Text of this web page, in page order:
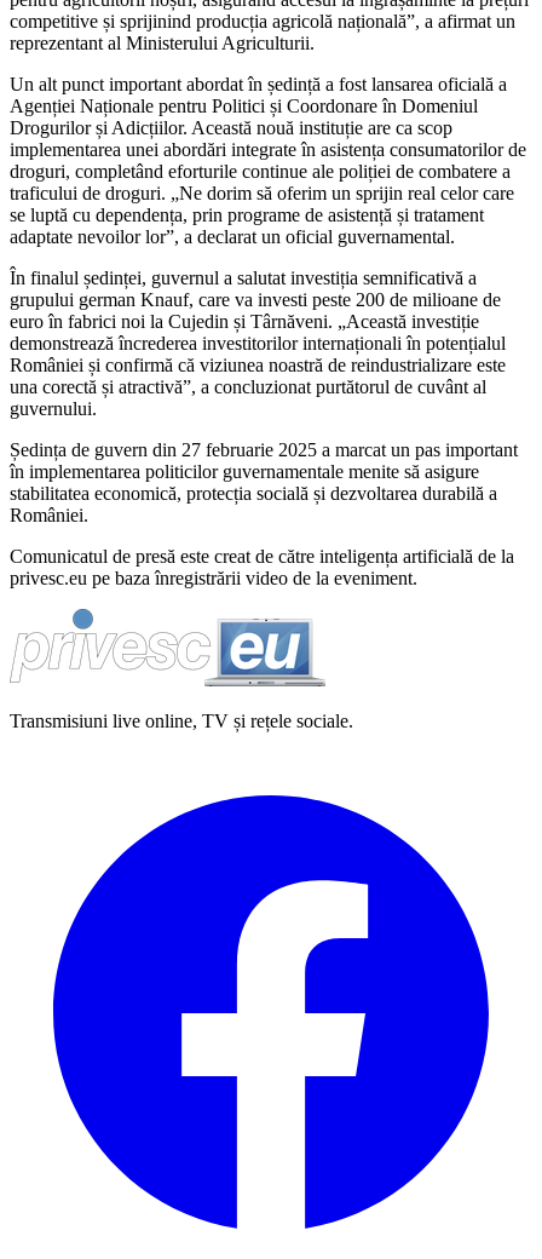
competitive și sprijinind producția agricolă națională”, a afirmat un
reprezentant al Ministerului Agriculturii.
Un alt punct important abordat în ședință a fost lansarea oficială a
Agenției Naționale pentru Politici și Coordonare în Domeniul
Drogurilor și Adicțiilor. Această nouă instituție are ca scop
implementarea unei abordări integrate în asistența consumatorilor de
droguri, completând eforturile continue ale poliției de combatere a
traficului de droguri. „Ne dorim să oferim un sprijin real celor care
se luptă cu dependența, prin programe de asistență și tratament
adaptate nevoilor lor”, a declarat un oficial guvernamental.
În finalul ședinței, guvernul a salutat investiția semnificativă a
grupului german Knauf, care va investi peste 200 de milioane de
euro în fabrici noi la Cujedin și Târnăveni. „Această investiție
demonstrează încrederea investitorilor internaționali în potențialul
României și confirmă că viziunea noastră de reindustrializare este
una corectă și atractivă”, a concluzionat purtătorul de cuvânt al
guvernului.
Ședința de guvern din 27 februarie 2025 a marcat un pas important
în implementarea politicilor guvernamentale menite să asigure
stabilitatea economică, protecția socială și dezvoltarea durabilă a
României.
Comunicatul de presă este creat de către inteligența artificială de la
privesc.eu pe baza înregistrării video de la eveniment.
Transmisiuni live online, TV și rețele sociale.